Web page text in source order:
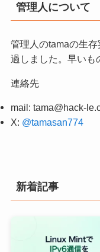
管理人について
管理人のtamaの生
過しました。早いも
連絡先
mail: tama@hack-
X: @tamasan774
新着記事